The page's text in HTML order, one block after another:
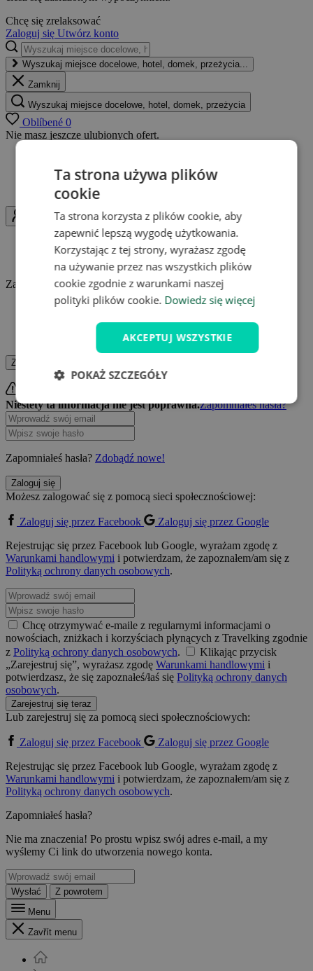
Chcę się zrelaksować
Zaloguj się Utwórz konto
Wyszukaj miejsce docelowe, hotel, domek, przeżycia...
Zamknij
Wyszukaj miejsce docelowe, hotel, domek, przeżycia
Oblíbené 0
Nie masz jeszcze ulubionych ofert.
Popularne oferty w jednym miejscu
Powiadamianie o zmianach w ofertach
Uživatel
Zaloguj się
Utwórz konto
Zaloguj się i w pełni korzystaj z zalet Travelking.
Zbieraj kredyty
Zapisz swoje ulubione pobyty
Uzyskaj przegląd o zakupach
Zaloguj się
Niestety ta informacja nie jest poprawna.Zapomniałeś hasła?
Zapomniałeś hasła? Zdobądź nowe!
Zaloguj się
Możesz zalogować się z pomocą sieci społecznościowej:
Zaloguj się przez Facebook
Zaloguj się przez Google
Rejestrując się przez Facebook lub Google, wyrażam zgodę z
Warunkami handlowymi i potwierdzam, że zapoznałem/am się z
Polityką ochrony danych osobowych.
Chcę otrzymywać e-maile z regularnymi informacjami o
nowościach, zniżkach i korzyściach płynących z Travelking zgodnie
z Polityką ochrony danych osobowych.
Klikając przycisk
„Zarejestruj się”, wyrażasz zgodę Warunkami handlowymi i
potwierdzasz, że się zapoznałeś/łaś się Polityką ochrony danych
osobowych.
Zarejestruj się teraz
Lub zarejestruj się za pomocą sieci społecznościowych:
Zaloguj się przez Facebook
Zaloguj się przez Google
Rejestrując się przez Facebook lub Google, wyrażam zgodę z
Warunkami handlowymi i potwierdzam, że zapoznałem/am się z
Polityką ochrony danych osobowych.
Zapomniałeś hasła?
Nie ma znaczenia! Po prostu wpisz swój adres e-mail, a my
wyślemy Ci link do utworzenia nowego konta.
Wysłać
Z powrotem
Menu
Zavřít menu
Ta strona używa plików
cookie
Ta strona korzysta z plików cookie, aby
zapewnić lepszą wygodę użytkowania.
Korzystając z tej strony, wyrażasz zgodę
na używanie przez nas wszystkich plików
cookie zgodnie z warunkami naszej
polityki plików cookie. Dowiedz się więcej
AKCEPTUJ WSZYSTKIE
POKAŻ SZCZEGÓŁY